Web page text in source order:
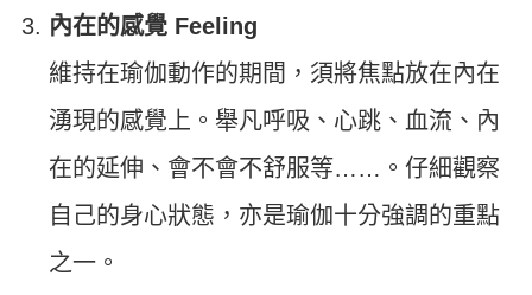
內在的感覺 Feeling
維持在瑜伽動作的期間，須將焦點放在內在
湧現的感覺上。舉凡呼吸、心跳、血流、內
在的延伸、會不會不舒服等……。仔細觀察
自己的身心狀態，亦是瑜伽十分強調的重點
之一。